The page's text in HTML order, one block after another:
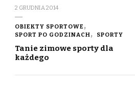
2 GRUDNIA 2014
OBIEKTY SPORTOWE
SPORT PO GODZINACH
SPORTY
Tanie zimowe sporty dla
każdego